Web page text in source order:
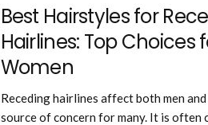
Best Hairstyles for
Hairlines: Top Choices
Women
Receding hairlines affect both men and
source of concern for many. It is often